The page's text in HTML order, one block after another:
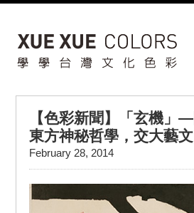
【色彩新聞】「玄機」
東方神秘哲學，交大藝
February 28, 2014